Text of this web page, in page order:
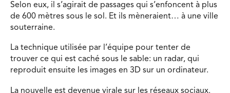
Selon eux, il s’agirait de passages qui s’enfoncent à plus
de 600 mètres sous le sol. Et ils mèneraient… à une ville
souterraine.
La technique utilisée par l’équipe pour tenter de
trouver ce qui est caché sous le sable: un radar, qui
reproduit ensuite les images en 3D sur un ordinateur.
La nouvelle est devenue virale sur les réseaux sociaux.